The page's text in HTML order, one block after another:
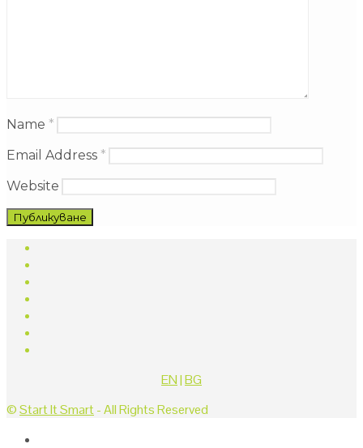
Name *
Email Address *
Website
EN|BG
©Start It Smart- All Rights Reserved